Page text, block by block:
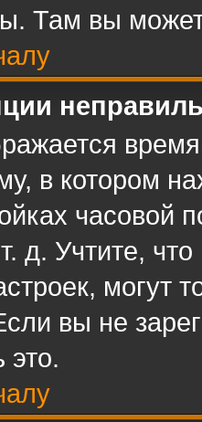
Там вы
в котором
часовой
д. Учтите,
могут
вы не
это.